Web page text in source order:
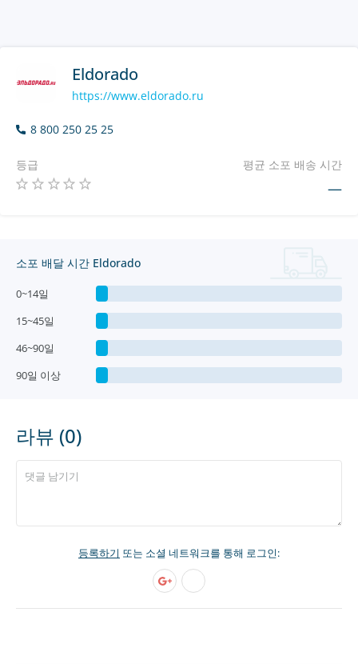
Eldorado
https://www.eldorado.ru
8 800 250 25 25
등급 평균 소포 배송 시간
—
소포 배달 시간 Eldorado
0~14일
15~45일
46~90일
90일 이상
라뷰 (0)
등록하기 또는 소셜 네트워크를 통해 로그인: